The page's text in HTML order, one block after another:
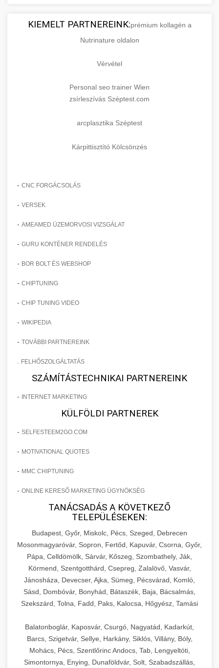
KIEMELT PARTNEREINK:prémium kollagén a
Nutrinature oldalon
Vérvétel
Personal seo trainer Wien
zsírleszívás Széptest.com
arcplasztika Széptest
Kárpittisztító Kölcsönzés
- CNC FORGÁCSOLÁS
- VERSEK
- AMEAMED ÜZEMORVOSI VIZSGÁLAT
- GURU KONTÉNER RENDELÉS
- BOR BOLT ÉS WEBSHOP
- CHIPTUNING
- CHIP TUNING VIDEO
- WIKIPEDIA
- TOVÁBBI PARTNEREINK
FELHŐSZOLGÁLTATÁS
SZÁMÍTÁSTECHNIKAI PARTNEREINK
- INTERNET MARKETING
KÜLFÖLDI PARTNEREK
- SELFESTEEM2GO.COM
- MOTIVATIONAL QUOTES
- MMC CHIPTUNING
- ONLINE KERESŐ MARKETING ÜGYNÖKSÉG
TANÁCSADÁS A KÖVETKEZŐ
TELEPÜLÉSEKEN:
Budapest, Győr, Miskolc, Pécs, Szeged, Debrecen
Mosonmagyaróvár, Sopron, Fertőd, Kapuvár, Csorna, Győr,
Pápa, Celldömölk, Sárvár, Kőszeg, Szombathely, Ják,
Körmend, Szentgotthárd, Csepreg, Zalalövő, Vasvár,
Jánosháza, Devecser, Ajka, Sümeg, Pécsvárad, Komló,
Sásd, Dombóvár, Bonyhád, Bátaszék, Baja, Bácsalmás,
Szekszárd, Tolna, Fadd, Paks, Kalocsa, Hőgyész, Tamási
Balatonboglár, Kaposvár, Csurgó, Nagyatád, Kadarkút,
Barcs, Szigetvár, Sellye, Harkány, Siklós, Villány, Bóly,
Mohács, Pécs, Szentlőrinc Andocs, Tab, Lengyeltóti,
Simontornya, Enying, Dunaföldvár, Solt, Szabadszállás,